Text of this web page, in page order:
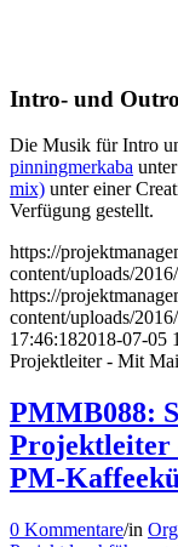
Intro- und
Die Musik für Intro
pinningmerkaba
mix) unter einer
Verfügung gestellt.
https://
content/uploads/
https://
content/uploads/
17:46:182018-07-05
Projektleiter - Mit
PMMB088:
Projektleiter
PM-
0 Kommentare/in